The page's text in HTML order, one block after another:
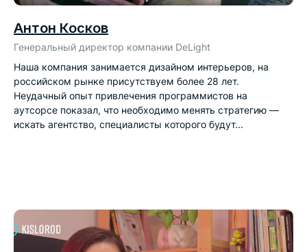
Антон Косков
Генеральный директор компании DeLight
Наша компания занимается дизайном интерьеров, на
российском рынке присутствуем более 28 лет.
Неудачный опыт привлечения программистов на
аутсорсе показал, что необходимо менять стратегию —
искать агентство, специалисты которого будут...
чтобы обсудить
проект и задачи